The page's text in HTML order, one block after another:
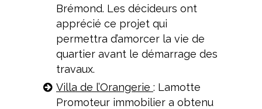
Brémond. Les décideurs ont
apprécié ce projet qui
permettra d’amorcer la vie de
quartier avant le démarrage des
travaux.
Villa de l’Orangerie : Lamotte
Promoteur immobilier a obtenu